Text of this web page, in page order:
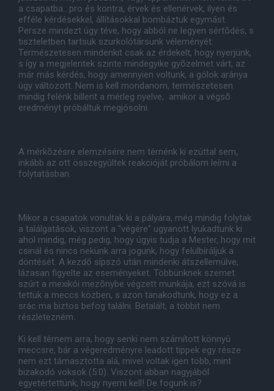
a csapatba.. pro és kontra, érvek és ellenérvek, ilyen és
efféle kérdésekkel, állításokkal bombáztuk egymást.
Persze mindezt úgy téve, hogy abból ne legyen sértõdés, s
tiszteletben tartsuk szurkolótársunk véleményét.
Természetesen mindenkit csak az érdekelt, hogy nyerjünk,
s így a megjelentek szinte mindegyike gyõzelmet várt, az
már más kérdés, hogy amennyien voltunk, a gólok aránya
úgy változott. Nem is kell mondanom, természetesen
mindig felénk billent a mérleg nyelve, amikor a végsõ
eredményt próbáltuk megjósolni.
A mérkõzésre elemzésére nem térnénk ki ezúttal sem,
inkább az ott összegyûltek reakcióját próbálom leírni a
folytatásban.
Mikor a csapatok vonultak ki a pályára, még mindig folytak
a találgatások, viszont a "végére" ugyanott lyukadtunk ki
ahol mindig, még pedig, hogy úgyis tudja a Mester, hogy mit
csinál és nincs nekünk arra jogunk, hogy felülbíráljuk a
döntését. A kezdõ sípszó után mindenki átszellemülve,
lázasan figyelte az eseményeket. Többünknek szemet
szúrt a mexikói mezõnybe végzett munkája, ezt szóvá is
tettük a meccs közben, s azon tanakodtunk, hogy ez a
srác ma biztos befog találni. Betalált, a többit nem
részletezném.
Ki kell térnem arra, hogy senki nem számított könnyû
meccsre, bár a végeredményre leadott tippek egy része
nem ezt támasztotta alá, mivel voltak igen több, mint
bizakodó voksok (5:0). Viszont abban nagyjából
egyetértettünk, hogy nyerni kell! De fogunk is?